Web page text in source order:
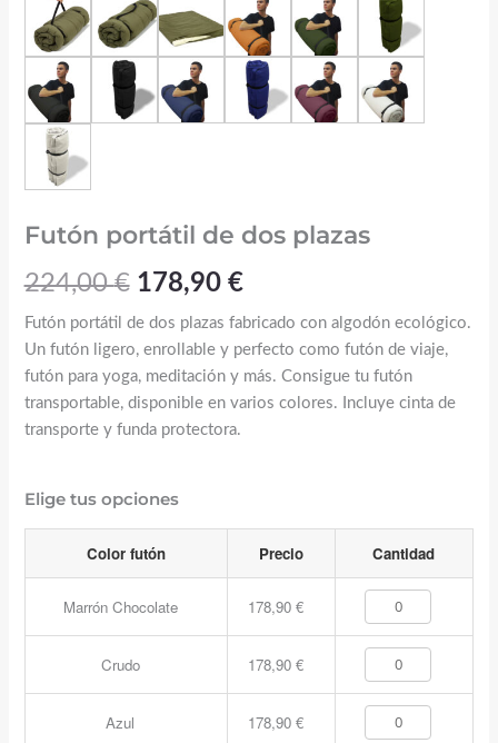
Futón portátil de dos plazas
224,00€ 178,90 €
Futón portátil de dos plazas fabricado con algodón ecológico.
Un futón ligero, enrollable y perfecto como futón de viaje,
futón para yoga, meditación y más. Consigue tu futón
transportable, disponible en varios colores. Incluye cinta de
transporte y funda protectora.
Elige tus opciones
Color futón Precio Cantidad
Marrón Chocolate 178,90 €
Crudo 178,90 €
Azul 178,90 €